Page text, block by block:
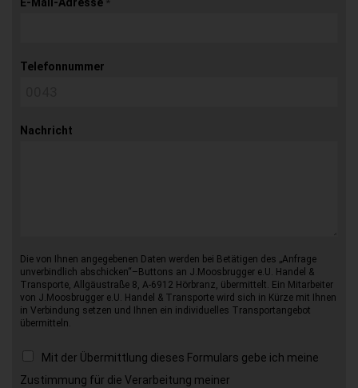
E-Mail-Adresse *
Telefonnummer
Nachricht
Die von Ihnen angegebenen Daten werden bei Betätigen des „Anfrage
unverbindlich abschicken“–Buttons an J.Moosbrugger e.U. Handel &
Transporte, Allgäustraße 8, A-6912 Hörbranz, übermittelt. Ein Mitarbeiter
von J.Moosbrugger e.U. Handel & Transporte wird sich in Kürze mit Ihnen
in Verbindung setzen und Ihnen ein individuelles Transportangebot
übermitteln.
Mit der Übermittlung dieses Formulars gebe ich meine
Zustimmung für die Verarbeitung meiner